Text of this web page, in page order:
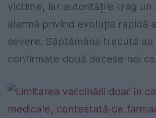
victime, iar autoritățile trag un
alarmă privind evoluția rapidă
severe. Săptămâna trecută
confirmate două decese noi